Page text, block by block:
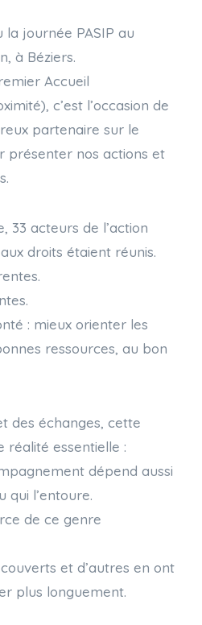
la journée PASIP au
à Béziers.
Accueil
c’est l’occasion de
partenaire sur le
présenter nos actions et
33 acteurs de l’action
droits étaient réunis.
: mieux orienter les
ressources, au bon
des échanges, cette
réalité essentielle :
dépend aussi
qui l’entoure.
de ce genre
et d’autres en ont
plus longuement.